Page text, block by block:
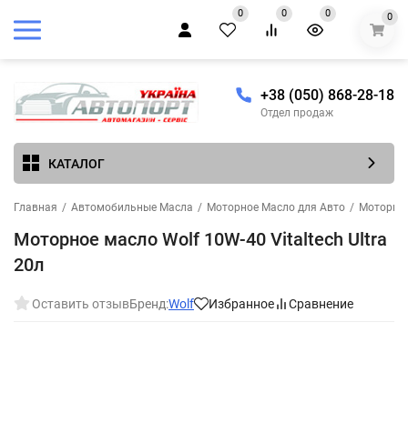
0 0 0 0
+38 (050) 868-28-18
Отдел продаж
КАТАЛОГ
Главная / Автомобильные Масла / Моторное Масло для Авто /
Моторное масло Wolf 10W-40 Vitaltech Ultra
20л
Оставить отзывБренд:Wolf Избранное Сравнение